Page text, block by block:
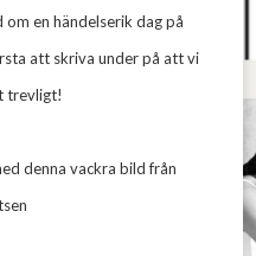
en händelserik dag på
att skriva under på att vi
trevligt!
denna vackra bild från